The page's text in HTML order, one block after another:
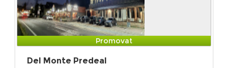
Promovat
Del Monte Predeal